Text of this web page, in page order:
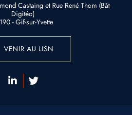
Castaing et Rue René Thom (Bât
Digitéo)
- Gif-sur-Yvette
VENIR AU LISN